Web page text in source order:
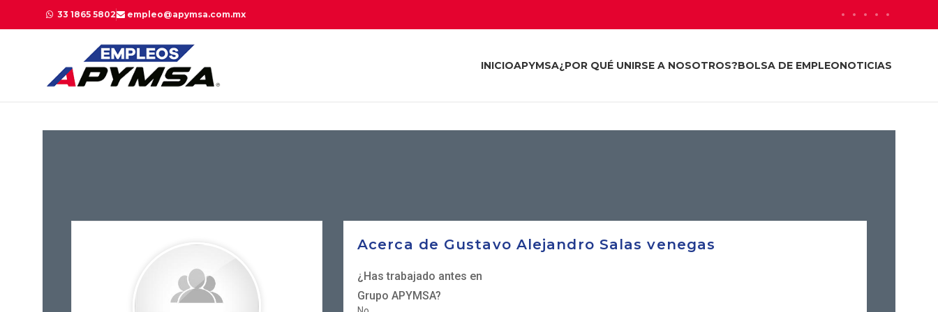
33 1865 5802 empleo@apymsa.com.mx
INICIOAPYMSA¿POR QUÉ UNIRSE A NOSOTROS?BOLSA DE EMPLEONOTICIAS
Acerca de Gustavo Alejandro Salas venegas
¿Has trabajado antes en
Grupo APYMSA?